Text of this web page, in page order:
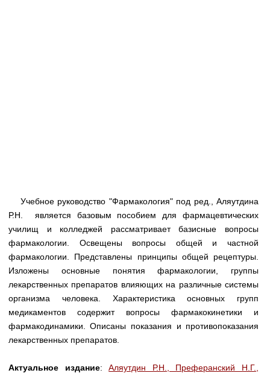
Учебное руководство "Фармакология" под ред., Аляутдина
Р.Н. является базовым пособием для фармацевтических
училищ и колледжей рассматривает базисные вопросы
фармакологии. Освещены вопросы общей и частной
фармакологии. Представлены принципы общей рецептуры.
Изложены основные понятия фармакологии, группы
лекарственных препаратов влияющих на различные системы
организма человека. Характеристика основных групп
медикаментов содержит вопросы фармакокинетики и
фармакодинамики. Описаны показания и противопоказания
лекарственных препаратов.
Актуальное издание:Аляутдин Р.Н., Преферанский Н.Г.,